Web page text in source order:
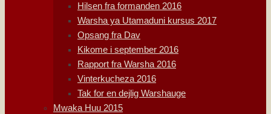
Hilsen fra formanden 2016
Warsha ya Utamaduni kursus 2017
Opsang fra Dav
Kikome i september 2016
Rapport fra Warsha 2016
Vinterkucheza 2016
Tak for en dejlig Warshauge
Mwaka Huu 2015